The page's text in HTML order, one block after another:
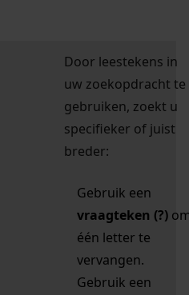
Door leestekens in
uw zoekopdracht te
gebruiken, zoekt u
specifieker of juist
breder:
Gebruik een
vraagteken (?)
één letter te
vervangen.
Gebruik een